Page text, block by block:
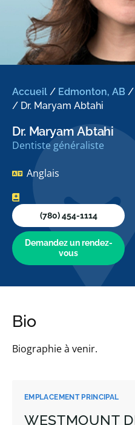
Accueil / Edmonton, AB /
/ Dr. Maryam Abtahi
Dr. Maryam Abtahi
Dentiste généraliste
Anglais
(780) 454-1114
Demandez un rendez-
vous
EMPLACEMENT PRINCIPAL
WESTMOUNT
Bio
Biographie à venir.